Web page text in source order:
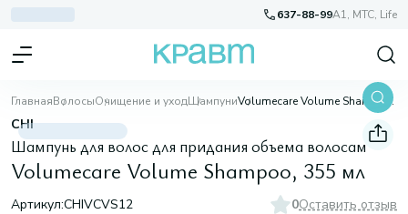
637-88-99A1, МТС, Life
ГлавнаяВолосыОчищение и уходШампуни Volumecare Volume Shampoo, 355 мл
CHI
Шампунь для волос для придания объема волосам
Volumecare Volume Shampoo, 355 мл
Артикул:CHIVCVS12 0Оставить отзыв